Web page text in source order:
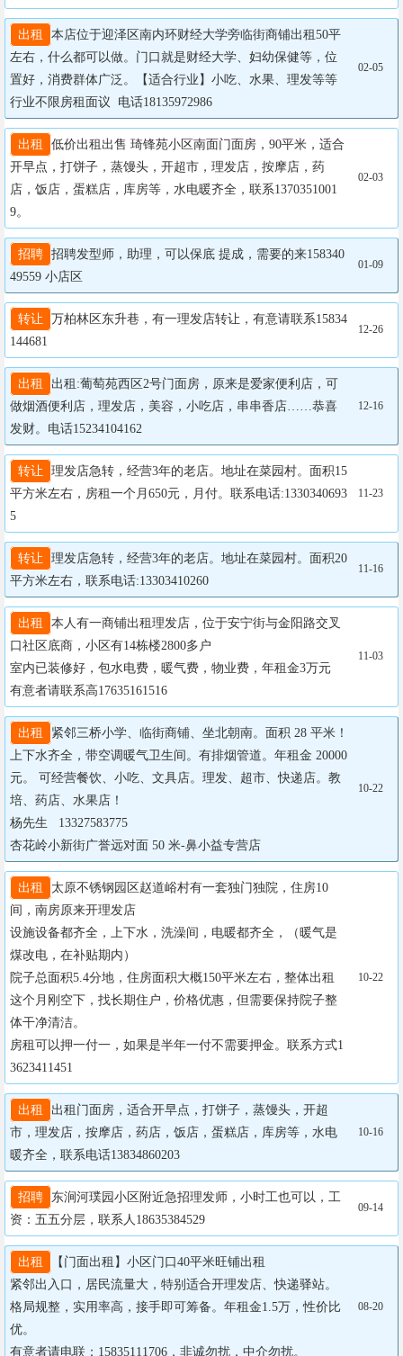
出租
本店位于迎泽区南内环财经大学旁临街商铺出租50平
左右，什么都可以做。门口就是财经大学、妇幼保健等，位
置好，消费群体广泛。【适合行业】小吃、水果、理发等等
行业不限房租面议  电话18135972986
02-05
出租
低价出租出售 琦锋苑小区南面门面房，90平米，适合
开早点，打饼子，蒸馒头，开超市，理发店，按摩店，药
店，饭店，蛋糕店，库房等，水电暖齐全，联系1370351001
9。
02-03
招聘 招聘发型师，助理，可以保底 提成，需要的来158340
49559 小店区
01-09
转让
万柏林区东升巷，有一理发店转让，有意请联系15834
144681
12-26
出租
出租:葡萄苑西区2号门面房，原来是爱家便利店，可
做烟酒便利店，理发店，美容，小吃店，串串香店……恭喜
发财。电话15234104162
12-16
转让
理发店急转，经营3年的老店。地址在菜园村。面积15
平方米左右，房租一个月650元，月付。联系电话:1330340693
5
11-23
转让
理发店急转，经营3年的老店。地址在菜园村。面积20
平方米左右，联系电话:13303410260
11-16
出租
本人有一商铺出租理发店，位于安宁街与金阳路交叉
口社区底商，小区有14栋楼2800多户
室内已装修好，包水电费，暖气费，物业费，年租金3万元
有意者请联系高17635161516
11-03
出租
紧邻三桥小学、临街商铺、坐北朝南。面积 28 平米！
上下水齐全，带空调暖气卫生间。有排烟管道。年租金 20000
元。 可经营餐饮、小吃、文具店。理发、超市、快递店。教
培、药店、水果店！
杨先生   13327583775
杏花岭小新街广誉远对面 50 米-鼻小益专营店
10-22
出租
太原不锈钢园区赵道峪村有一套独门独院，住房10
间，南房原来开理发店
设施设备都齐全，上下水，洗澡间，电暖都齐全，（暖气是
煤改电，在补贴期内）
院子总面积5.4分地，住房面积大概150平米左右，整体出租
这个月刚空下，找长期住户，价格优惠，但需要保持院子整
体干净清洁。
房租可以押一付一，如果是半年一付不需要押金。联系方式1
3623411451
10-22
出租
出租门面房，适合开早点，打饼子，蒸馒头，开超
市，理发店，按摩店，药店，饭店，蛋糕店，库房等，水电
暖齐全，联系电话13834860203
10-16
招聘
东涧河璞园小区附近急招理发师，小时工也可以，工
资：五五分层，联系人18635384529
09-14
出租
【门面出租】小区门口40平米旺铺出租
紧邻出入口，居民流量大，特别适合开理发店、快递驿站。
格局规整，实用率高，接手即可筹备。年租金1.5万，性价比
优。
有意者请电联：15835111706，非诚勿扰，中介勿扰。
08-20